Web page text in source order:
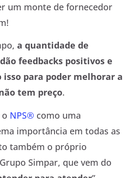
um monte de fornecedor
a quantidade de
feedbacks positivos e
isso para poder melhorar a
tem preço.
NPS® como uma
importância em todas as
também o próprio
Simpar, que vem do